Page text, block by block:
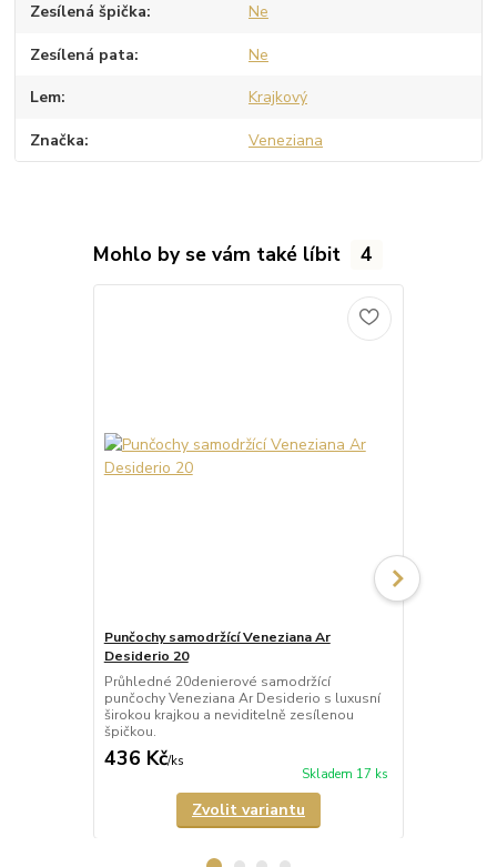
Zesílená špička Ne
Zesílená pata Ne
Lem Krajkový
Značka Veneziana
Mohlo by se vám také líbit 4
Punčochy samodržící Veneziana Ar
Desiderio 20
Průhledné 20denierové samodržící
punčochy Veneziana Ar Desiderio s luxusní
širokou krajkou a neviditelně zesílenou
špičkou.
436 Kč/ks
Skladem 17 ks
Zvolit variantu